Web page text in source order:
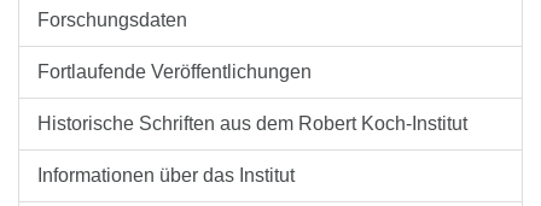
Forschungsdaten
Fortlaufende Veröffentlichungen
Historische Schriften aus dem Robert Koch-Institut
Informationen über das Institut